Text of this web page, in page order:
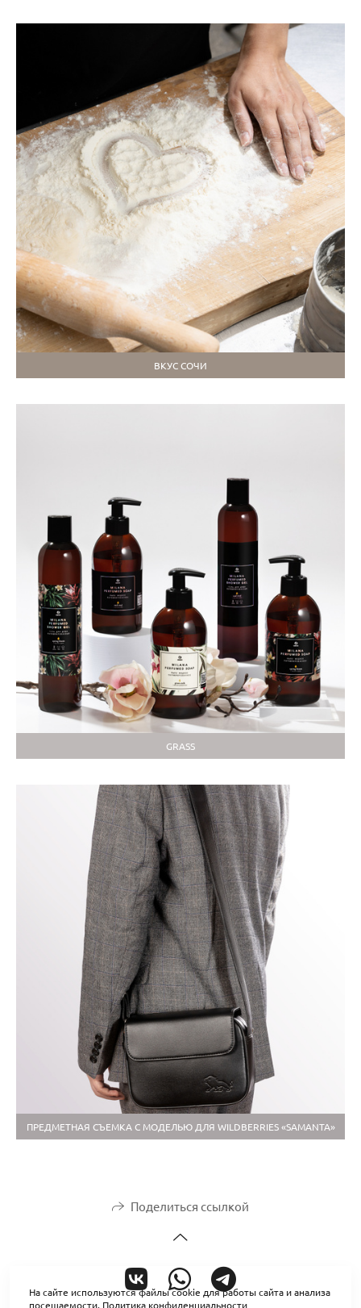
ВКУС СОЧИ
GRASS
ПРЕДМЕТНАЯ СЪЕМКА С МОДЕЛЬЮ ДЛЯ WILDBERRIES «SAMANTA»
Поделиться ссылкой
На сайте используются файлы cookie для работы сайта и анализа
посещаемости. Политика конфиденциальности